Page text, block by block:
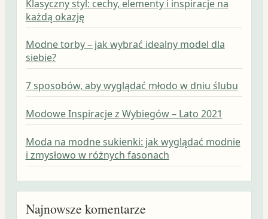
Klasyczny styl: cechy, elementy i inspiracje na
każdą okazję
Modne torby – jak wybrać idealny model dla
siebie?
7 sposobów, aby wyglądać młodo w dniu ślubu
Modowe Inspiracje z Wybiegów – Lato 2021
Moda na modne sukienki: jak wyglądać modnie
i zmysłowo w różnych fasonach
Najnowsze komentarze